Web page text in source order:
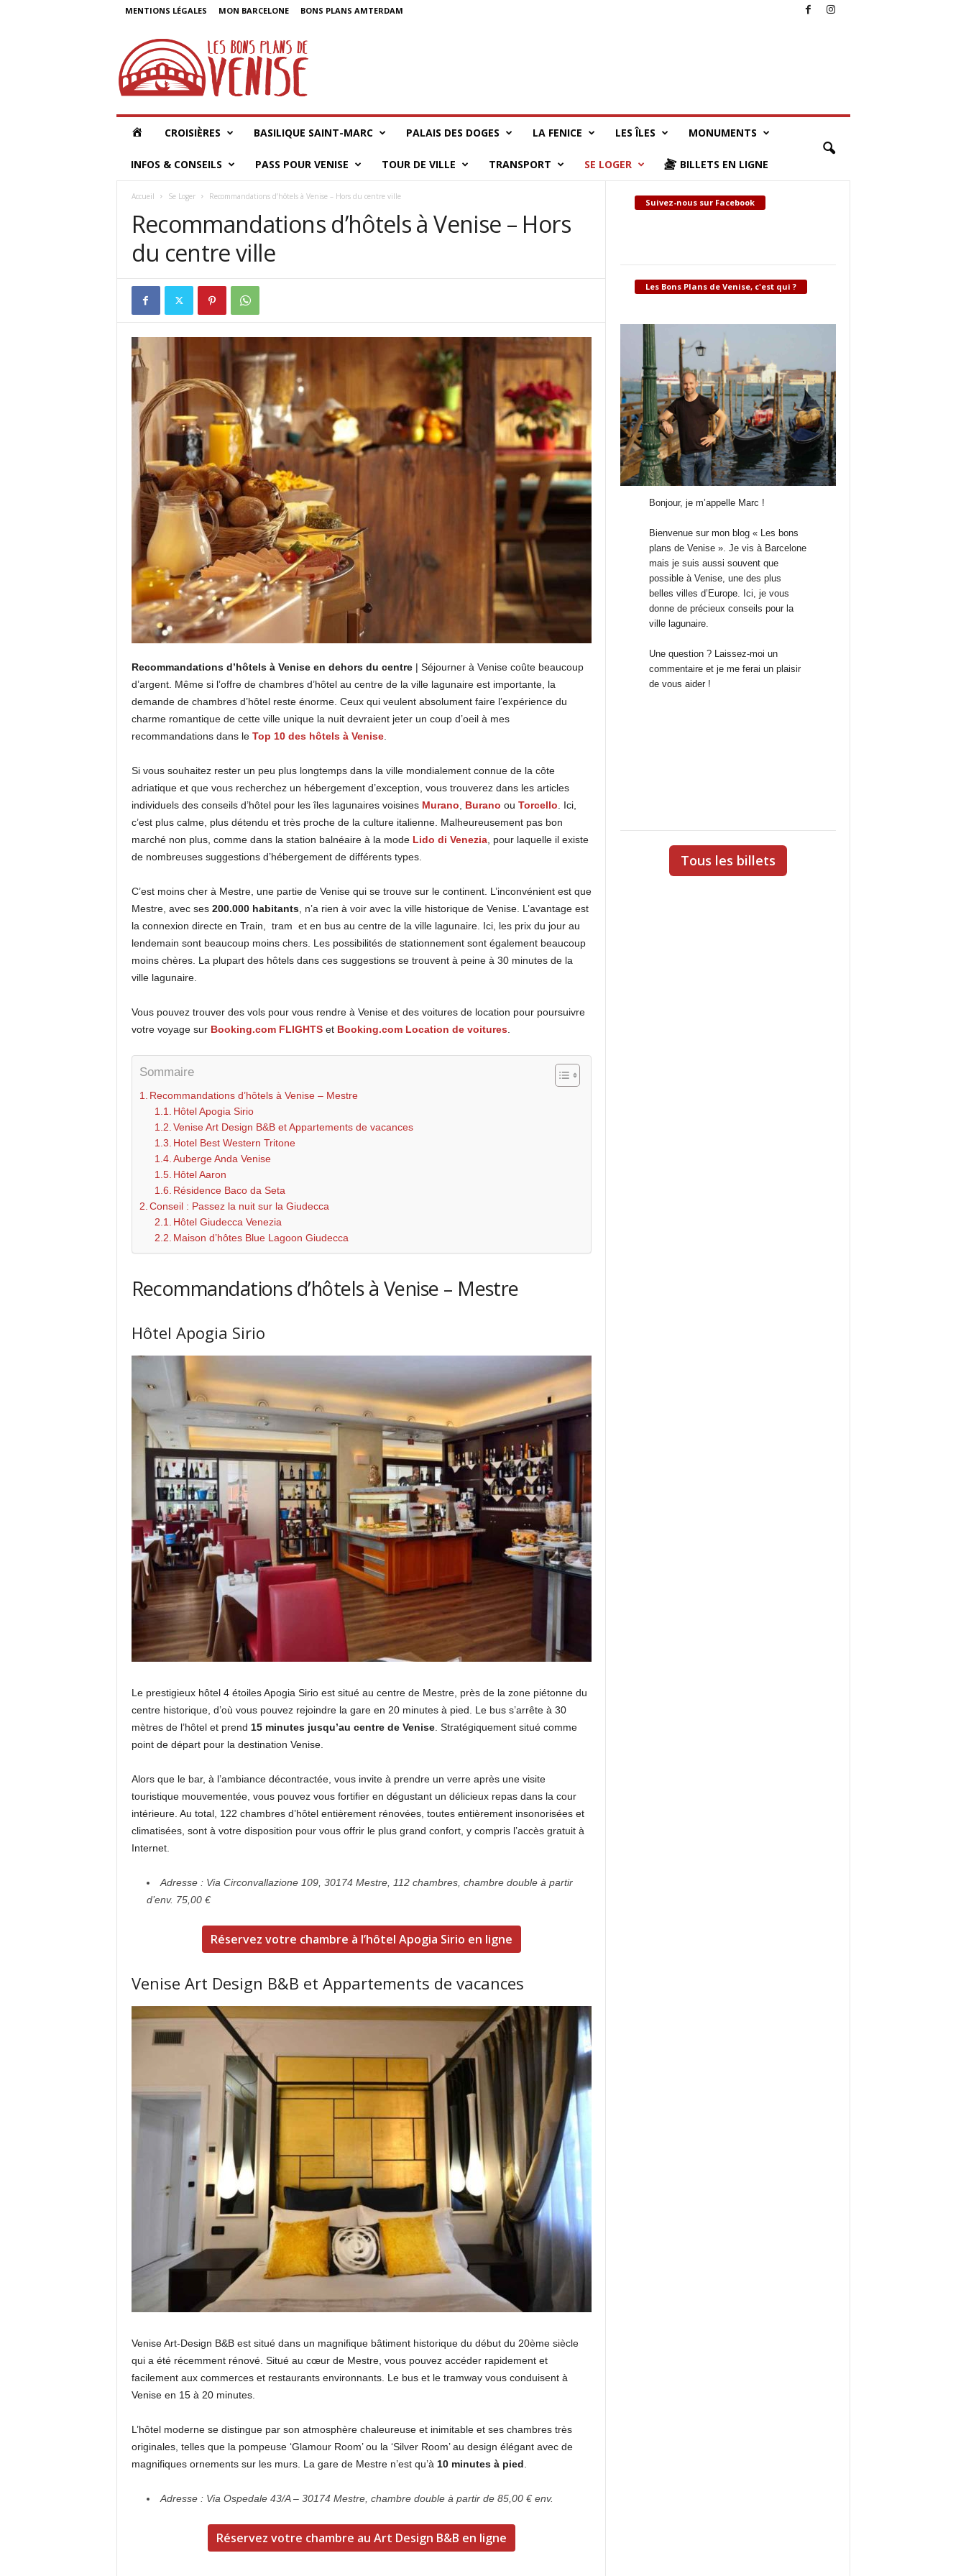
MENTIONS LÉGALES MON BARCELONE BONS PLANS AMTERDAM
B
o
n
e
E
S
B
O
N
S
P
L
A
N
S
D
E
V
E
N
I
S
E
CROISIÈRES BASILIQUE SAINT-MARC PALAIS DES DOGES LA FENICE LES ÎLES MONUMENTS
INFOS & CONSEILS PASS POUR VENISE TOUR DE VILLE TRANSPORT SE LOGER BILLETS EN LIGNE
Accueil Se Loger Recommandations d’hôtels à Venise – Hors du centre ville
Recommandations d’hôtels à Venise – Hors
du centre ville
Recommandations d’hôtels à Venise en dehors du centre| Séjourner à Venise coûte beaucoup
d’argent. Même si l’offre de chambres d’hôtel au centre de la ville lagunaire est importante, la
demande de chambres d’hôtel reste énorme. Ceux qui veulent absolument faire l’expérience du
charme romantique de cette ville unique la nuit devraient jeter un coup d’oeil à mes
recommandations dans le Top 10 des hôtels à Venise.
Si vous souhaitez rester un peu plus longtemps dans la ville mondialement connue de la côte
adriatique et que vous recherchez un hébergement d’exception, vous trouverez dans les articles
individuels des conseils d’hôtel pour les îles lagunaires voisines Murano Burano ou Torcello . Ici,
c’est plus calme, plus détendu et très proche de la culture italienne. Malheureusement pas bon
marché non plus, comme dans la station balnéaire à la mode Lido di Venezia, pour laquelle il existe
de nombreuses suggestions d’hébergement de différents types.
C’est moins cher à Mestre, une partie de Venise qui se trouve sur le continent. L’inconvénient est que
Mestre, avec ses 200.000 habitants, n’a rien à voir avec la ville historique de Venise. L’avantage est
la connexion directe en Train, tram et en bus au centre de la ville lagunaire. Ici, les prix du jour au
lendemain sont beaucoup moins chers. Les possibilités de stationnement sont également beaucoup
moins chères. La plupart des hôtels dans ces suggestions se trouvent à peine à 30 minutes de la
ville lagunaire.
Vous pouvez trouver des vols pour vous rendre à Venise et des voitures de location pour poursuivre
votre voyage sur Booking.com FLIGHTSet Booking.com Location de voitures.
Sommaire
Recommandations d’hôtels à Venise – Mestre
Hôtel Apogia Sirio
Venise Art Design B&B et Appartements de vacances
Hotel Best Western Tritone
Auberge Anda Venise
Hôtel Aaron
Résidence Baco da Seta
Conseil : Passez la nuit sur la Giudecca
Hôtel Giudecca Venezia
Maison d’hôtes Blue Lagoon Giudecca
Recommandations d’hôtels à Venise – Mestre
Hôtel Apogia Sirio
Le prestigieux hôtel 4 étoiles Apogia Sirio est situé au centre de Mestre, près de la zone piétonne du
centre historique, d’où vous pouvez rejoindre la gare en 20 minutes à pied. Le bus s’arrête à 30
mètres de l’hôtel et prend 15 minutes jusqu’au centre de Venise. Stratégiquement situé comme
point de départ pour la destination Venise.
Alors que le bar, à l’ambiance décontractée, vous invite à prendre un verre après une visite
touristique mouvementée, vous pouvez vous fortifier en dégustant un délicieux repas dans la cour
intérieure. Au total, 122 chambres d’hôtel entièrement rénovées, toutes entièrement insonorisées et
climatisées, sont à votre disposition pour vous offrir le plus grand confort, y compris l’accès gratuit à
Internet.
Adresse : Via Circonvallazione 109, 30174 Mestre, 112 chambres, chambre double à partir
d’env. 75,00 €
Réservez votre chambre à l’hôtel Apogia Sirio en ligne
Venise Art Design B&B et Appartements de vacances
Venise Art-Design B&B est situé dans un magnifique bâtiment historique du début du 20ème siècle
qui a été récemment rénové. Situé au cœur de Mestre, vous pouvez accéder rapidement et
facilement aux commerces et restaurants environnants. Le bus et le tramway vous conduisent à
Venise en 15 à 20 minutes.
L’hôtel moderne se distingue par son atmosphère chaleureuse et inimitable et ses chambres très
originales, telles que la pompeuse ‘Glamour Room’ ou la ‘Silver Room’ au design élégant avec de
magnifiques ornements sur les murs. La gare de Mestre n’est qu’à 10 minutes à pied
Adresse : Via Ospedale 43/A – 30174 Mestre, chambre double à partir de 85,00 € env.
Réservez votre chambre au Art Design B&B en ligne
Suivez-nous sur Facebook
Les Bons Plans de Venise, c'est qui ?
Bonjour, je m’appelle Marc !
Bienvenue sur mon blog « Les bons
plans de Venise ». Je vis à Barcelone
mais je suis aussi souvent que
possible à Venise, une des plus
belles villes d’Europe. Ici, je vous
donne de précieux conseils pour la
ville lagunaire.
Une question ? Laissez-moi un
commentaire et je me ferai un plaisir
de vous aider !
Tous les billets